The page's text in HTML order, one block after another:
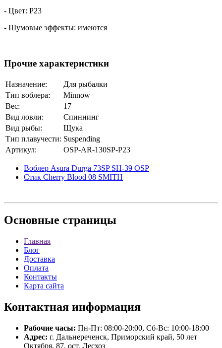
- Цвет: P23
- Шумовые эффекты: имеются
Прочие характеристики
Назначение:
Для рыбалки
Тип воблера:
Minnow
Вес:
17
Вид ловли:
Спиннинг
Вид рыбы:
Щука
Тип плавучести: Suspending
Артикул:
OSP-AR-130SP-P23
Воблер Asura Durga 73SP SH-39 OSP
Стик Cherry Blood 08 SMITH
Основные страницы
Главная
Блог
Доставка
Оплата
Контакты
Карта сайта
Контактная информация
Рабочие часы: Пн-Пт: 08:00-20:00, Сб-Вс: 10:00-18:00
Адрес: г. Дальнереченск, Приморский край, 50 лет
Октября, 87, ост. Лесхоз